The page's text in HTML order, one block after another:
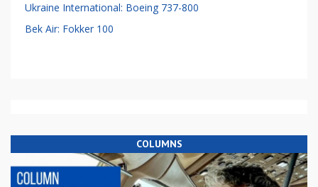
Ukraine International: Boeing 737-800
Bek Air: Fokker 100
COLUMNS